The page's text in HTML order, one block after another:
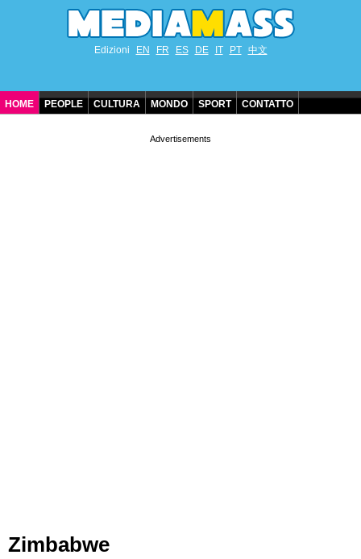
Edizioni EN FR ES DE IT PT 中文
HOME PEOPLE CULTURA MONDO SPORT CONTATTO
Zimbabwe